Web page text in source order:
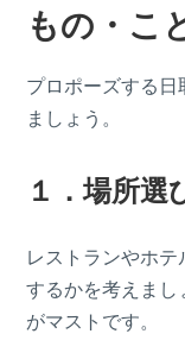
もの・こ
プロポーズする
ましょう。
１．場所選
レストランやホ
するかを考えま
がマストです。